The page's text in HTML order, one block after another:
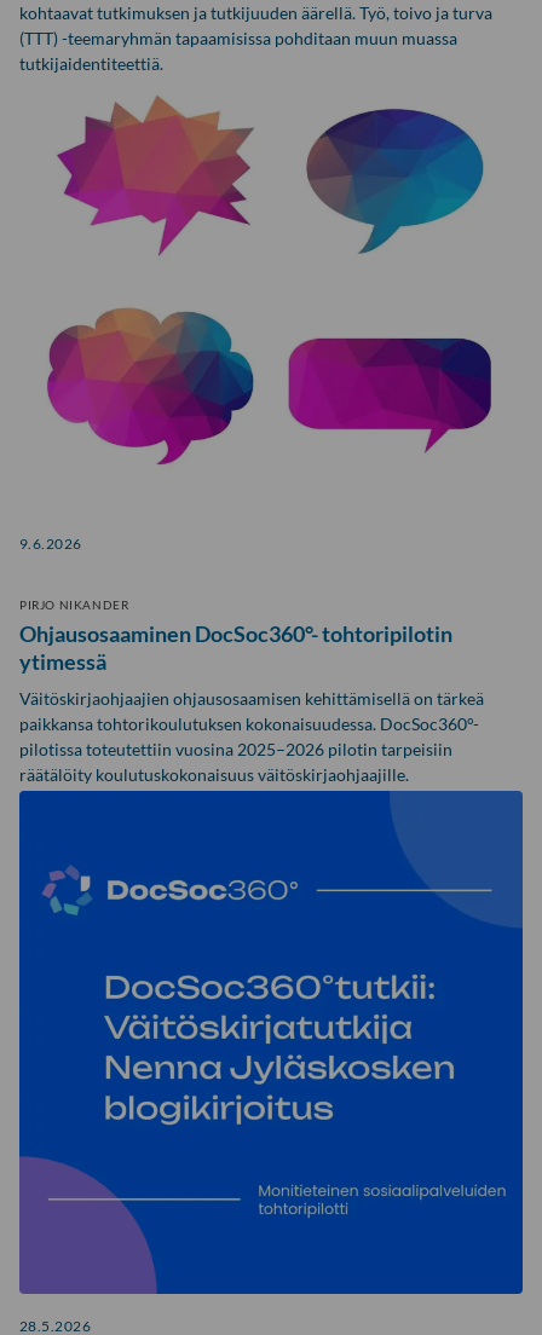
kohtaavat tutkimuksen ja tutkijuuden äärellä. Työ, toivo ja turva
(TTT) -teemaryhmän tapaamisissa pohditaan muun muassa
tutkijaidentiteettiä.
9.6.2026
PIRJO NIKANDER
Ohjausosaaminen DocSoc360°- tohtoripilotin
ytimessä
Väitöskirjaohjaajien ohjausosaamisen kehittämisellä on tärkeä
paikkansa tohtorikoulutuksen kokonaisuudessa. DocSoc360°-
pilotissa toteutettiin vuosina 2025–2026 pilotin tarpeisiin
räätälöity koulutuskokonaisuus väitöskirjaohjaajille.
28.5.2026